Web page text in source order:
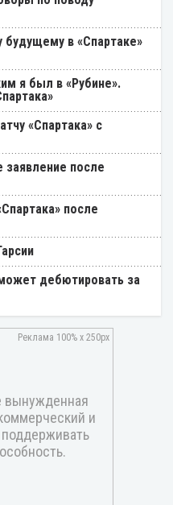
в «Спартаке»
я был в «Рубине».
«Спартака» с
после
после
дебютировать за